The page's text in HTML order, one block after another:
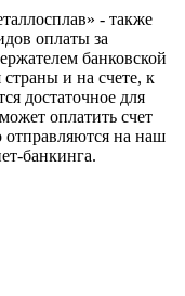
- также
оплаты за
банковской
и на счете, к
достаточное для
оплатить счет
на наш
банкинга.